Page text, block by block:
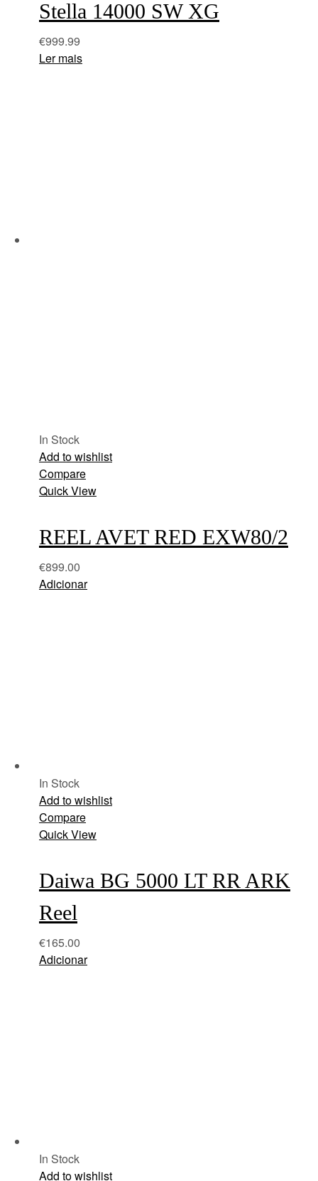
Stella 14000 SW XG
€999.99
Ler mais
In Stock
Add to wishlist
Compare
Quick View
REEL AVET RED EXW80/2
€899.00
Adicionar
In Stock
Add to wishlist
Compare
Quick View
Daiwa BG 5000 LT RR ARK
Reel
€165.00
Adicionar
In Stock
Add to wishlist